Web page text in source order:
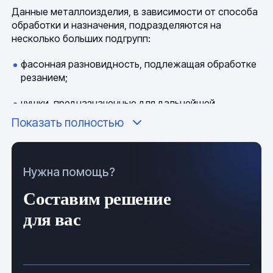
Данные металлоизделия, в зависимости от способа
обработки и назначения, подразделяются на
несколько больших подгрупп:
фасонная разновидность, подлежащая обработке
резанием;
чушки, предназначенные для дальнейшей
слитки, обрабатываемые давлением;
готовые изделия, подлежащие обработке только
декоративной краской и очистке от окалины.
Показать полностью
Нужна помощь?
Составим решение
для вас